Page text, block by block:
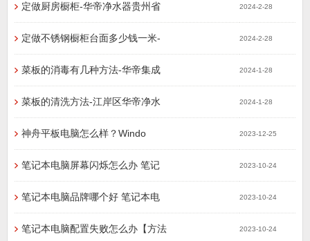
定做厨房橱柜-华帝净水器贵州省 2024-2-28
定做不锈钢橱柜台面多少钱一米- 2024-2-28
菜板的消毒有几种方法-华帝集成 2024-1-28
菜板的清洗方法-江岸区华帝净水 2024-1-28
神舟平板电脑怎么样？Windo 2023-12-25
笔记本电脑屏幕闪烁怎么办 笔记 2023-10-24
笔记本电脑品牌哪个好 笔记本电 2023-10-24
笔记本电脑配置失败怎么办【方法 2023-10-24